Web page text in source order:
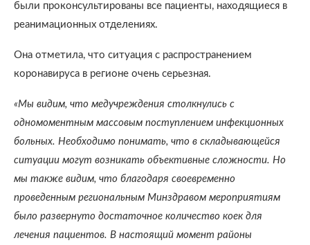
были проконсультированы все пациенты, находящиеся в
реанимационных отделениях.
Она отметила, что ситуация с распространением
коронавируса в регионе очень серьезная.
«Мы видим, что медучреждения столкнулись с
одномоментным массовым поступлением инфекционных
больных. Необходимо понимать, что в складывающейся
ситуации могут возникать объективные сложности. Но
мы также видим, что благодаря своевременно
проведенным региональным Минздравом мероприятиям
было развернуто достаточное количество коек для
лечения пациентов. В настоящий момент районы